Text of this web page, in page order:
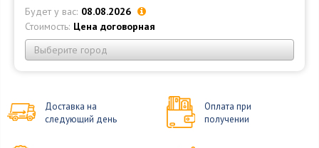
Будет у вас: 08.08.2026
Стоимость: Цена договорная
Выберите город
Доставка на
следующий день
Оплата при
получении